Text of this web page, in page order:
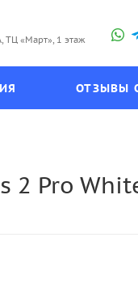
ТЦ «Март», 1 этаж
ОТЗЫВЫ
2 Pro